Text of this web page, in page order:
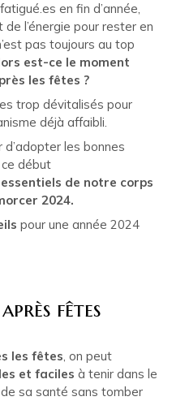
en fin d’année,
de l’énergie pour rester en
pas toujours au top
est-ce le moment
les fêtes ?
trop dévitalisés pour
déjà affaibli.
les bonnes
début
de notre corps
2024.
pour une année 2024
fêtes
les fêtes, on peut
et faciles à tenir dans le
sa santé sans tomber